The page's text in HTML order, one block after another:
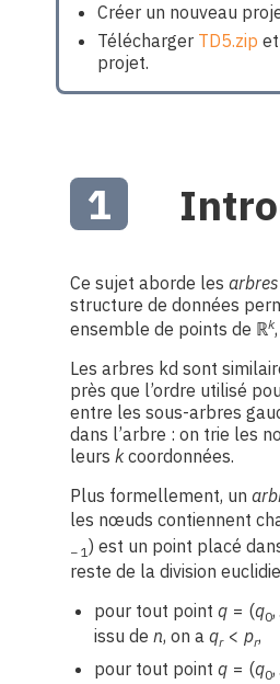
Créer un nouveau
Télécharger TD5.zip
projet.
1
Ce sujet aborde les
structure de données
ensemble de points de ℝk
Les arbres kd sont
près que l’ordre utilisé
entre les sous-arbres
dans l’arbre : on trie les
leurs kcoordonnées.
Plus formellement, un
les nœuds contiennent
− 1 ) est un point placé
reste de la division
pour tout pointq = (q0
issu den, on aqr<pr,
pour tout pointq = (q0